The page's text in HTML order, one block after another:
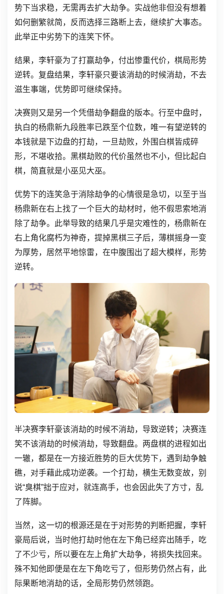
势下当求稳，无需再去扩大劫争。实战他非但没有想着
如何删繁就简，反而选择三路断上去，继续扩大事态。
此举正中劣势下的连笑下怀。
结果，李轩豪为了打赢劫争，付出惨重代价，棋局形势
逆转。复盘结果，李轩豪只要该消劫的时候消劫，不去
滋生事端，优势即可继续保持。
决赛则又是另一个凭借劫争翻盘的版本。行至中盘时，
执白的杨鼎新九段胜率已跌至个位数，唯一有望逆转的
本钱就是下边盘的打劫，一旦劫败，外围白棋皆成碎
形，不堪收拾。黑棋劫败的代价虽然也不小，但比起白
棋，简直就是小巫见大巫。
优势下的连笑急于消除劫争的心情很是急切，以至于当
杨鼎新在右上找了一个巨大的劫材时，他不假思索地消
除了劫争。此举导致的结果几乎是灾难性的，杨鼎新在
右上角化腐朽为神奇，提掉黑棋三子后，薄棋摇身一变
为厚势，居然平地惊雷，在中腹围出了超大模样，形势
逆转。
半决赛李轩豪该消劫的时候不消劫，导致逆转；决赛连
笑不该消劫的时候消劫，导致翻盘。两盘棋的进程如出
一辙，都是在一方接近胜势的巨大优势下，遇到劫争触
礁，对手藉此成功逆袭。一个打劫，横生无数变故，别
说“臭棋”拙于应对，就连高手，也会因此失了方寸，乱
了阵脚。
当然，这一切的根源还是在于对形势的判断把握，李轩
豪局后说，当时他打劫时他在左下角已经弈出随手，吃
了不少亏，所以要在左上角扩大劫争，将损失找回来。
殊不知他即便是在左下角吃亏了，但形势仍然占有，此
际果断地消劫的话，全局形势仍然领跑。